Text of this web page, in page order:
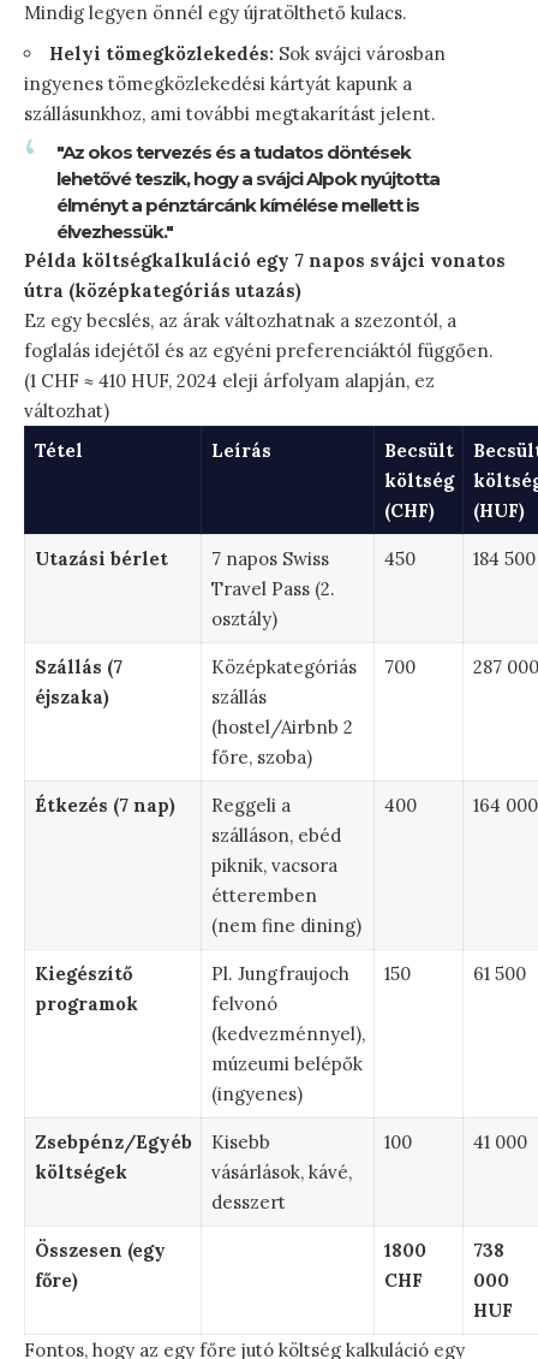
Mindig legyen önnél egy újratölthető kulacs.
Helyi tömegközlekedés: Sok svájci városban
ingyenes tömegközlekedési kártyát kapunk a
szállásunkhoz, ami további megtakarítást jelent.
"Az okos tervezés és a tudatos döntések
lehetővé teszik, hogy a svájci Alpok nyújtotta
élményt a pénztárcánk kímélése mellett is
élvezhessük."
Példa költségkalkuláció egy 7 napos svájci vonatos
útra (középkategóriás utazás)
Ez egy becslés, az árak változhatnak a szezontól, a
foglalás idejétől és az egyéni preferenciáktól függően.
(1 CHF ≈ 410 HUF, 2024 eleji árfolyam alapján, ez
változhat)
Tétel
Leírás
Becsült
költség
(CHF)
(HUF)
Utazási bérlet
7 napos Swiss
Travel Pass (2.
osztály)
450 184 500
Szállás (7
éjszaka)
Középkategóriás
szállás
(hostel/Airbnb 2
főre, szoba)
700 287 000
Étkezés (7 nap)
Reggeli a
szálláson, ebéd
piknik, vacsora
étteremben
(nem fine dining)
400 164 000
Kiegészítő
programok
Pl. Jungfraujoch
felvonó
(kedvezménnyel),
múzeumi belépők
(ingyenes)
150 61 500
Zsebpénz/Egyéb
költségek
Kisebb
vásárlások, kávé,
desszert
100 41 000
Összesen (egy
főre)
1800
CHF
738
000
HUF
Fontos, hogy az egy főre jutó költség kalkuláció egy